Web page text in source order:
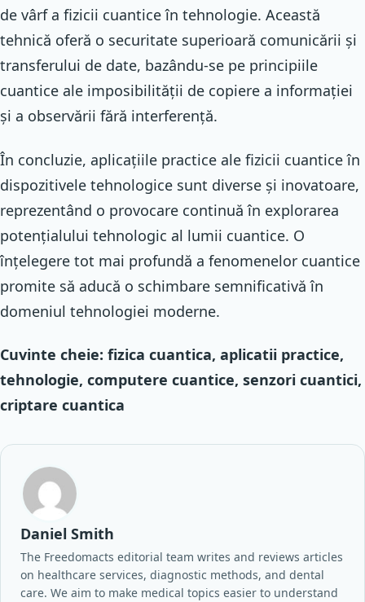
de vârf a fizicii cuantice în tehnologie. Această
tehnică oferă o securitate superioară comunicării și
transferului de date, bazându-se pe principiile
cuantice ale imposibilității de copiere a informației
și a observării fără interferență.
În concluzie, aplicațiile practice ale fizicii cuantice în
dispozitivele tehnologice sunt diverse și inovatoare,
reprezentând o provocare continuă în explorarea
potențialului tehnologic al lumii cuantice. O
înțelegere tot mai profundă a fenomenelor cuantice
promite să aducă o schimbare semnificativă în
domeniul tehnologiei moderne.
Cuvinte cheie: fizica cuantica, aplicatii practice,
tehnologie, computere cuantice, senzori cuantici,
criptare cuantica
Daniel Smith
The Freedomacts editorial team writes and reviews articles
on healthcare services, diagnostic methods, and dental
care. We aim to make medical topics easier to understand